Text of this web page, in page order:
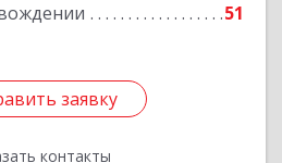
51
заявку
контакты
заявку
Назад